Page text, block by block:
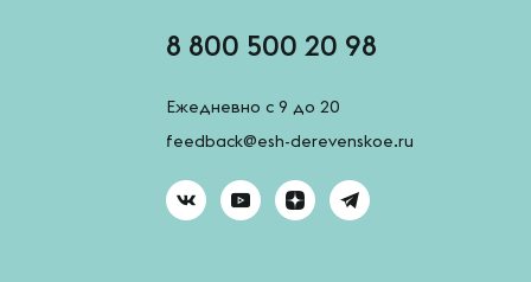
8 800 500 20 98
Ежедневно с 9 до 20
feedback@esh-derevenskoe.ru